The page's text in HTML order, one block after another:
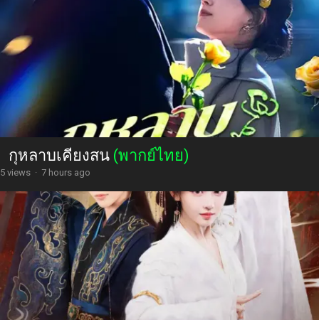
กุหลาบเคียงสน (พากย์ไทย)
5 views · 7 hours ago